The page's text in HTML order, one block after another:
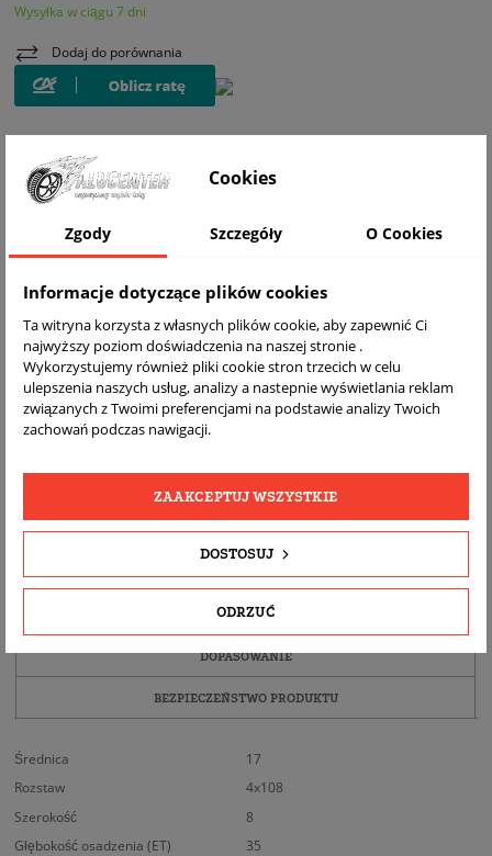
Wysyłka w ciągu 7 dni
Dodaj do porównania
WIZUALIZACJA NA AUCIE
WYSYŁKA
ZWROT
ZDJĘCIA
SZCZEGÓŁY PRODUKTU
OPIS
DOPASOWANIE
BEZPIECZEŃSTWO PRODUKTU
Średnica
17
Rozstaw
4x108
Szerokość
8
Głębokość osadzenia (ET)
35
Cookies
Zgody Szczegóły O Cookies
Informacje dotyczące plików cookies
Ta witryna korzysta z własnych plików cookie, aby zapewnić Ci
najwyższy poziom doświadczenia na naszej stronie .
Wykorzystujemy również pliki cookie stron trzecich w celu
ulepszenia naszych usług, analizy a nastepnie wyświetlania reklam
związanych z Twoimi preferencjami na podstawie analizy Twoich
zachowań podczas nawigacji.
ODRZUĆ
DOSTOSUJ
ZAAKCEPTUJ WSZYSTKIE